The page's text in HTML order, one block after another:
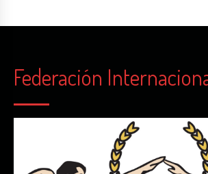
Federación